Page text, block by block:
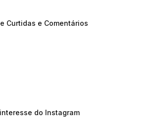
Curtidas e Comentários
do Instagram